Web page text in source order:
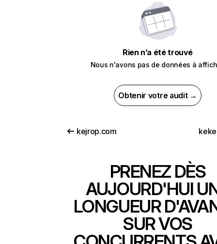
Rien n’a été trouvé
Nous n'avons pas de données à
Obtenir votre audit →
kejrop.com
PRENEZ DÈS
AUJOURD'HUI
LONGUEUR
SUR VOS